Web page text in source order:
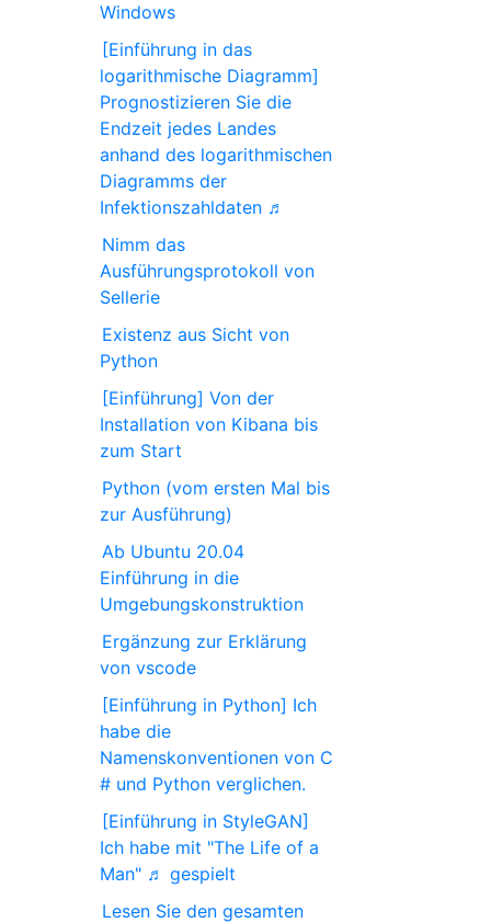
Windows
[Einführung in das
logarithmische Diagramm]
Prognostizieren Sie die
Endzeit jedes Landes
anhand des logarithmischen
Diagramms der
Infektionszahldaten ♬
Nimm das
Ausführungsprotokoll von
Sellerie
Existenz aus Sicht von
Python
[Einführung] Von der
Installation von Kibana bis
zum Start
Python (vom ersten Mal bis
zur Ausführung)
Ab Ubuntu 20.04
Einführung in die
Umgebungskonstruktion
Ergänzung zur Erklärung
von vscode
[Einführung in Python] Ich
habe die
Namenskonventionen von C
# und Python verglichen.
[Einführung in StyleGAN]
Ich habe mit "The Life of a
Man" ♬ gespielt
Lesen Sie den gesamten